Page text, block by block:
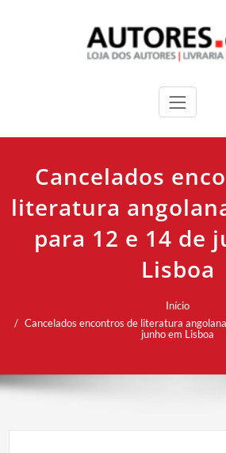
Cancelados
literatura
para 12 e 14 de
Lisboa
Início
Cancelados encontros de literatura
junho em Lisboa